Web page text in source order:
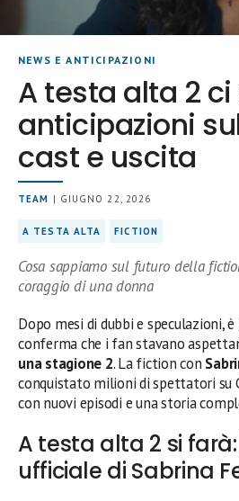
NEWS E ANTICIPAZIONI
A testa alta 2
anticipazioni
cast e uscita
TEAM | GIUGNO 22, 2026
A TESTA ALTA FICTION
Cosa sappiamo sul futuro della
coraggio di una donna
Dopo mesi di dubbi e speculazioni,
conferma che i fan stavano
una stagione 2. La fiction con
conquistato milioni di spettatori su
con nuovi episodi e una storia
A testa alta 2 si
ufficiale di Sabrina